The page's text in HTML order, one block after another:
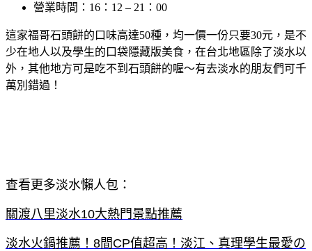
營業時間：16：12 – 21：00
這家福哥石頭餅的口味高達50種，均一價一份只要30元，是不
少在地人以及學生的口袋隱藏版美食，在台北地區除了淡水以
外，其他地方可是吃不到石頭餅的喔～有去淡水的朋友們可千
萬別錯過！
查看更多淡水懶人包：
關渡八里淡水10大熱門景點推薦
淡水火鍋推薦！8間CP值超高！淡江、真理學生最愛の